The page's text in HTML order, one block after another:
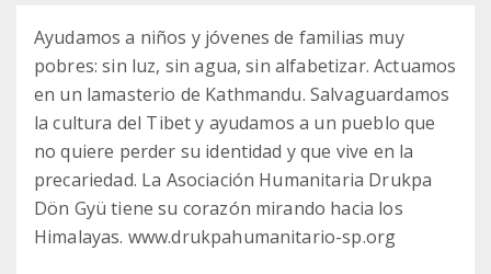
Ayudamos a niños y jóvenes de familias muy
pobres: sin luz, sin agua, sin alfabetizar. Actuamos
en un lamasterio de Kathmandu. Salvaguardamos
la cultura del Tibet y ayudamos a un pueblo que
no quiere perder su identidad y que vive en la
precariedad. La Asociación Humanitaria Drukpa
Dön Gyü tiene su corazón mirando hacia los
Himalayas. www.drukpahumanitario-sp.org